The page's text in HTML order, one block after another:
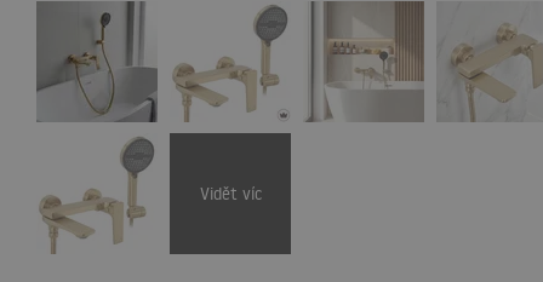
Vidět víc